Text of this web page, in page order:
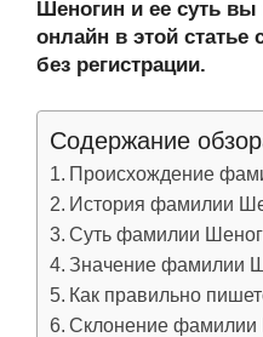
Шеногин и ее суть вы
онлайн в этой статье
без регистрации.
Содержание
Происхождение
История фамилии
Суть фамилии
Значение фамилии
Как правильно
Склонение